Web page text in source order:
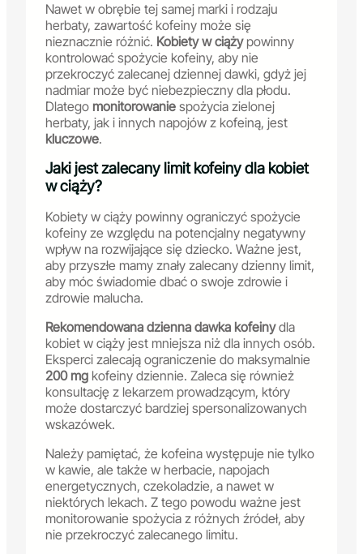
Nawet w obrębie tej samej marki i rodzaju
herbaty, zawartość kofeiny może się
nieznacznie różnić. Kobiety w ciążypowinny
kontrolować spożycie kofeiny, aby nie
przekroczyć zalecanej dziennej dawki, gdyż jej
nadmiar może być niebezpieczny dla płodu.
Dlatego monitorowanie spożycia zielonej
herbaty, jak i innych napojów z kofeiną, jest
kluczowe.
Jaki jest zalecany limit kofeiny dla kobiet
w ciąży?
Kobiety w ciąży powinny ograniczyć spożycie
kofeiny ze względu na potencjalny negatywny
wpływ na rozwijające się dziecko. Ważne jest,
aby przyszłe mamy znały zalecany dzienny limit,
aby móc świadomie dbać o swoje zdrowie i
zdrowie malucha.
Rekomendowana dzienna dawka kofeinydla
kobiet w ciąży jest mniejsza niż dla innych osób.
Eksperci zalecają ograniczenie do maksymalnie
200 mg kofeiny dziennie. Zaleca się również
konsultację z lekarzem prowadzącym, który
może dostarczyć bardziej spersonalizowanych
wskazówek.
Należy pamiętać, że kofeina występuje nie tylko
w kawie, ale także w herbacie, napojach
energetycznych, czekoladzie, a nawet w
niektórych lekach. Z tego powodu ważne jest
monitorowanie spożycia z różnych źródeł, aby
nie przekroczyć zalecanego limitu.